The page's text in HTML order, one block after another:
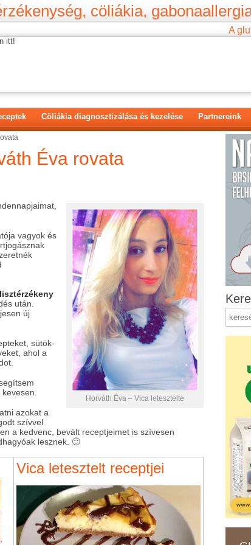
cöliákia,
A
itt!
Cöliákia diagnosztizálása és kezelése Partnereink
Éva rovata
Horváth Éva – Vica letesztelte
vagyok és
után.
új
sütök-
ahol a
azokat a
szívvel
a kedvenc, bevált receptjeimet is szívesen
lesznek. 🙂
Vica letesztelt receptjei